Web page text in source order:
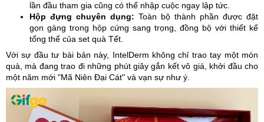
lần đầu tham gia cũng có thể nhập cuộc ngay lập tức.
Hộp đựng chuyên dụng: Toàn bộ thành phần được đặt
gọn gàng trong hộp cứng sang trọng, đồng bộ với thiết kế
tổng thể của set quà Tết.
Với sự đầu tư bài bản này, IntelDerm không chỉ trao tay một món
quà, mà đang trao đi những phút giây gắn kết vô giá, khởi đầu cho
một năm mới "Mã Niên Đại Cát" và vạn sự như ý.